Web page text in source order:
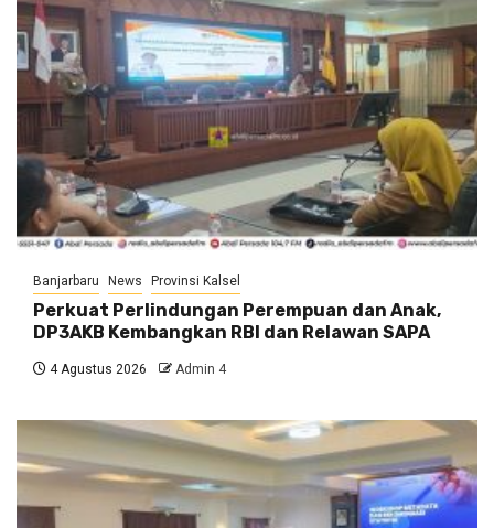
Banjarbaru News Provinsi Kalsel
Perkuat Perlindungan Perempuan dan Anak,
DP3AKB Kembangkan RBI dan Relawan SAPA
4 Agustus 2026 Admin 4